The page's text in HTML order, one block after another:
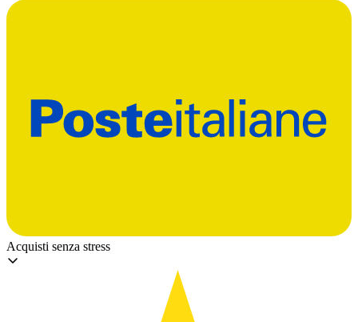
Acquisti senza stress